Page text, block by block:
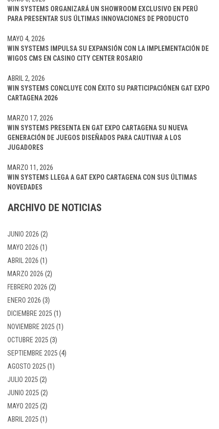
WIN SYSTEMS ORGANIZARÁ UN SHOWROOM EXCLUSIVO EN PERÚ
PARA PRESENTAR SUS ÚLTIMAS INNOVACIONES DE PRODUCTO
WIN SYSTEMS IMPULSA SU EXPANSIÓN CON LA IMPLEMENTACIÓN DE
WIGOS CMS EN CASINO CITY CENTER ROSARIO
MAYO 4, 2026
WIN SYSTEMS CONCLUYE CON ÉXITO SU PARTICIPACIÓNEN GAT EXPO
CARTAGENA 2026
ABRIL 2, 2026
WIN SYSTEMS PRESENTA EN GAT EXPO CARTAGENA SU NUEVA
GENERACIÓN DE JUEGOS DISEÑADOS PARA CAUTIVAR A LOS
JUGADORES
MARZO 17, 2026
WIN SYSTEMS LLEGA A GAT EXPO CARTAGENA CON SUS ÚLTIMAS
NOVEDADES
MARZO 11, 2026
ARCHIVO DE NOTICIAS
JUNIO 2026 (2)
MAYO 2026 (1)
ABRIL 2026 (1)
MARZO 2026 (2)
FEBRERO 2026 (2)
ENERO 2026 (3)
DICIEMBRE 2025 (1)
NOVIEMBRE 2025 (1)
OCTUBRE 2025 (3)
SEPTIEMBRE 2025 (4)
AGOSTO 2025 (1)
JULIO 2025 (2)
JUNIO 2025 (2)
MAYO 2025 (2)
ABRIL 2025 (1)